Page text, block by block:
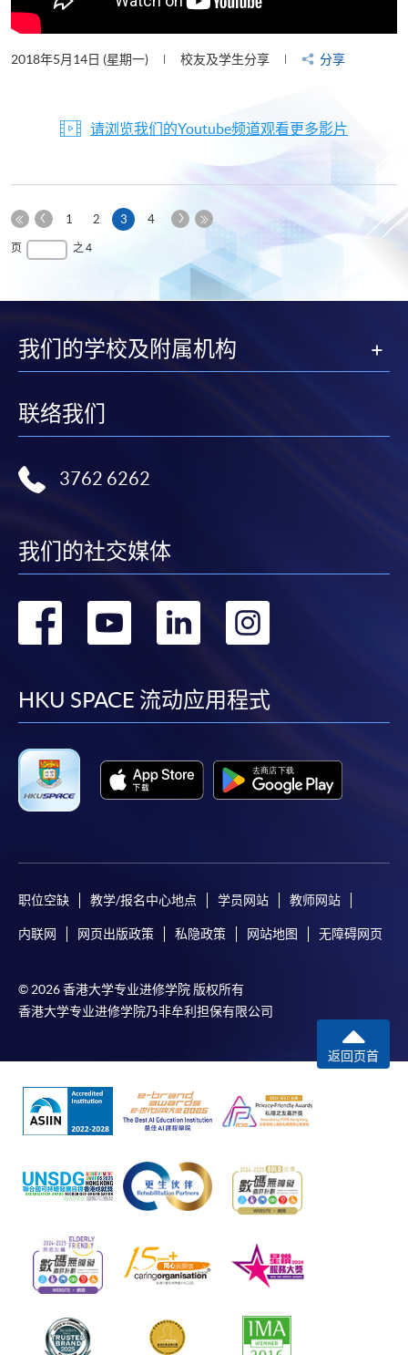
2018年5月14日 (星期一) 校友及学生分享 分享
请浏览我们的Youtube频道观看更多影片
第
一
上
1 2 3本
4
下
一
页 之 4
我们的学校及附属机构
联络我们
3762 6262
我们的社交媒体
转
facebook
转
youtube
转
linkedin
HKU SPACE 流动应用程式
职位空缺 教学/报名中心地点 学员网站 教师网站
内联网 网页出版政策 私隐政策 网站地图 无障碍网页
© 2026 香港大学专业进修学院 版权所有
香港大学专业进修学院乃非牟利担保有限公司
返回页首